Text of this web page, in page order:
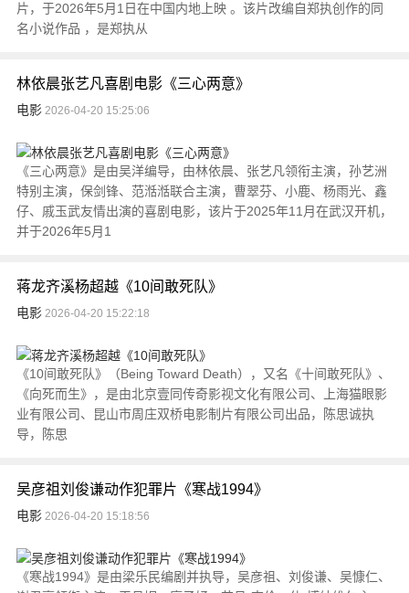
片，于2026年5月1日在中国内地上映 。该片改编自郑执创作的同
名小说作品 ，是郑执从
林依晨张艺凡喜剧电影《三心两意》
电影2026-04-20 15:25:06
《三心两意》是由吴洋编导，由林依晨、张艺凡领衔主演，孙艺洲
特别主演，保剑锋、范湉湉联合主演，曹翠芬、小鹿、杨雨光、鑫
仔、戚玉武友情出演的喜剧电影，该片于2025年11月在武汉开机，
并于2026年5月1
蒋龙齐溪杨超越《10间敢死队》
电影2026-04-20 15:22:18
《10间敢死队》（Being Toward Death），又名《十间敢死队》、
《向死而生》，是由北京壹同传奇影视文化有限公司、上海猫眼影
业有限公司、昆山市周庄双桥电影制片有限公司出品，陈思诚执
导，陈思
吴彦祖刘俊谦动作犯罪片《寒战1994》
电影2026-04-20 15:18:56
《寒战1994》是由梁乐民编剧并执导，吴彦祖、刘俊谦、吴慷仁、